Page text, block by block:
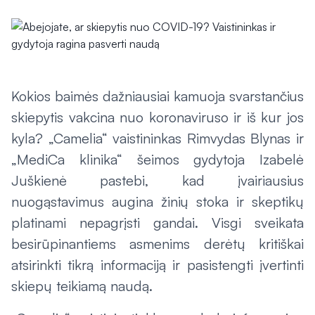
Kokios baimės dažniausiai kamuoja svarstančius
skiepytis vakcina nuo koronaviruso ir iš kur jos
kyla? „Camelia“ vaistininkas Rimvydas Blynas ir
„MediCa klinika“ šeimos gydytoja Izabelė
Juškienė pastebi, kad įvairiausius
nuogąstavimus augina žinių stoka ir skeptikų
platinami nepagrįsti gandai. Visgi sveikata
besirūpinantiems asmenims derėtų kritiškai
atsirinkti tikrą informaciją ir pasistengti įvertinti
skiepų teikiamą naudą.